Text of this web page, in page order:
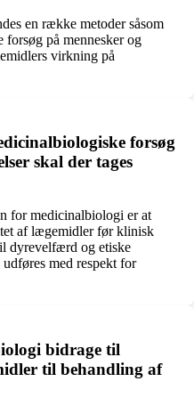
en række metoder såsom
på mennesker og
virkning på
forsøg
skal der tages
for medicinalbiologi er at
af lægemidler før klinisk
dyrevelfærd og etiske
med respekt for
bidrage til
til behandling af